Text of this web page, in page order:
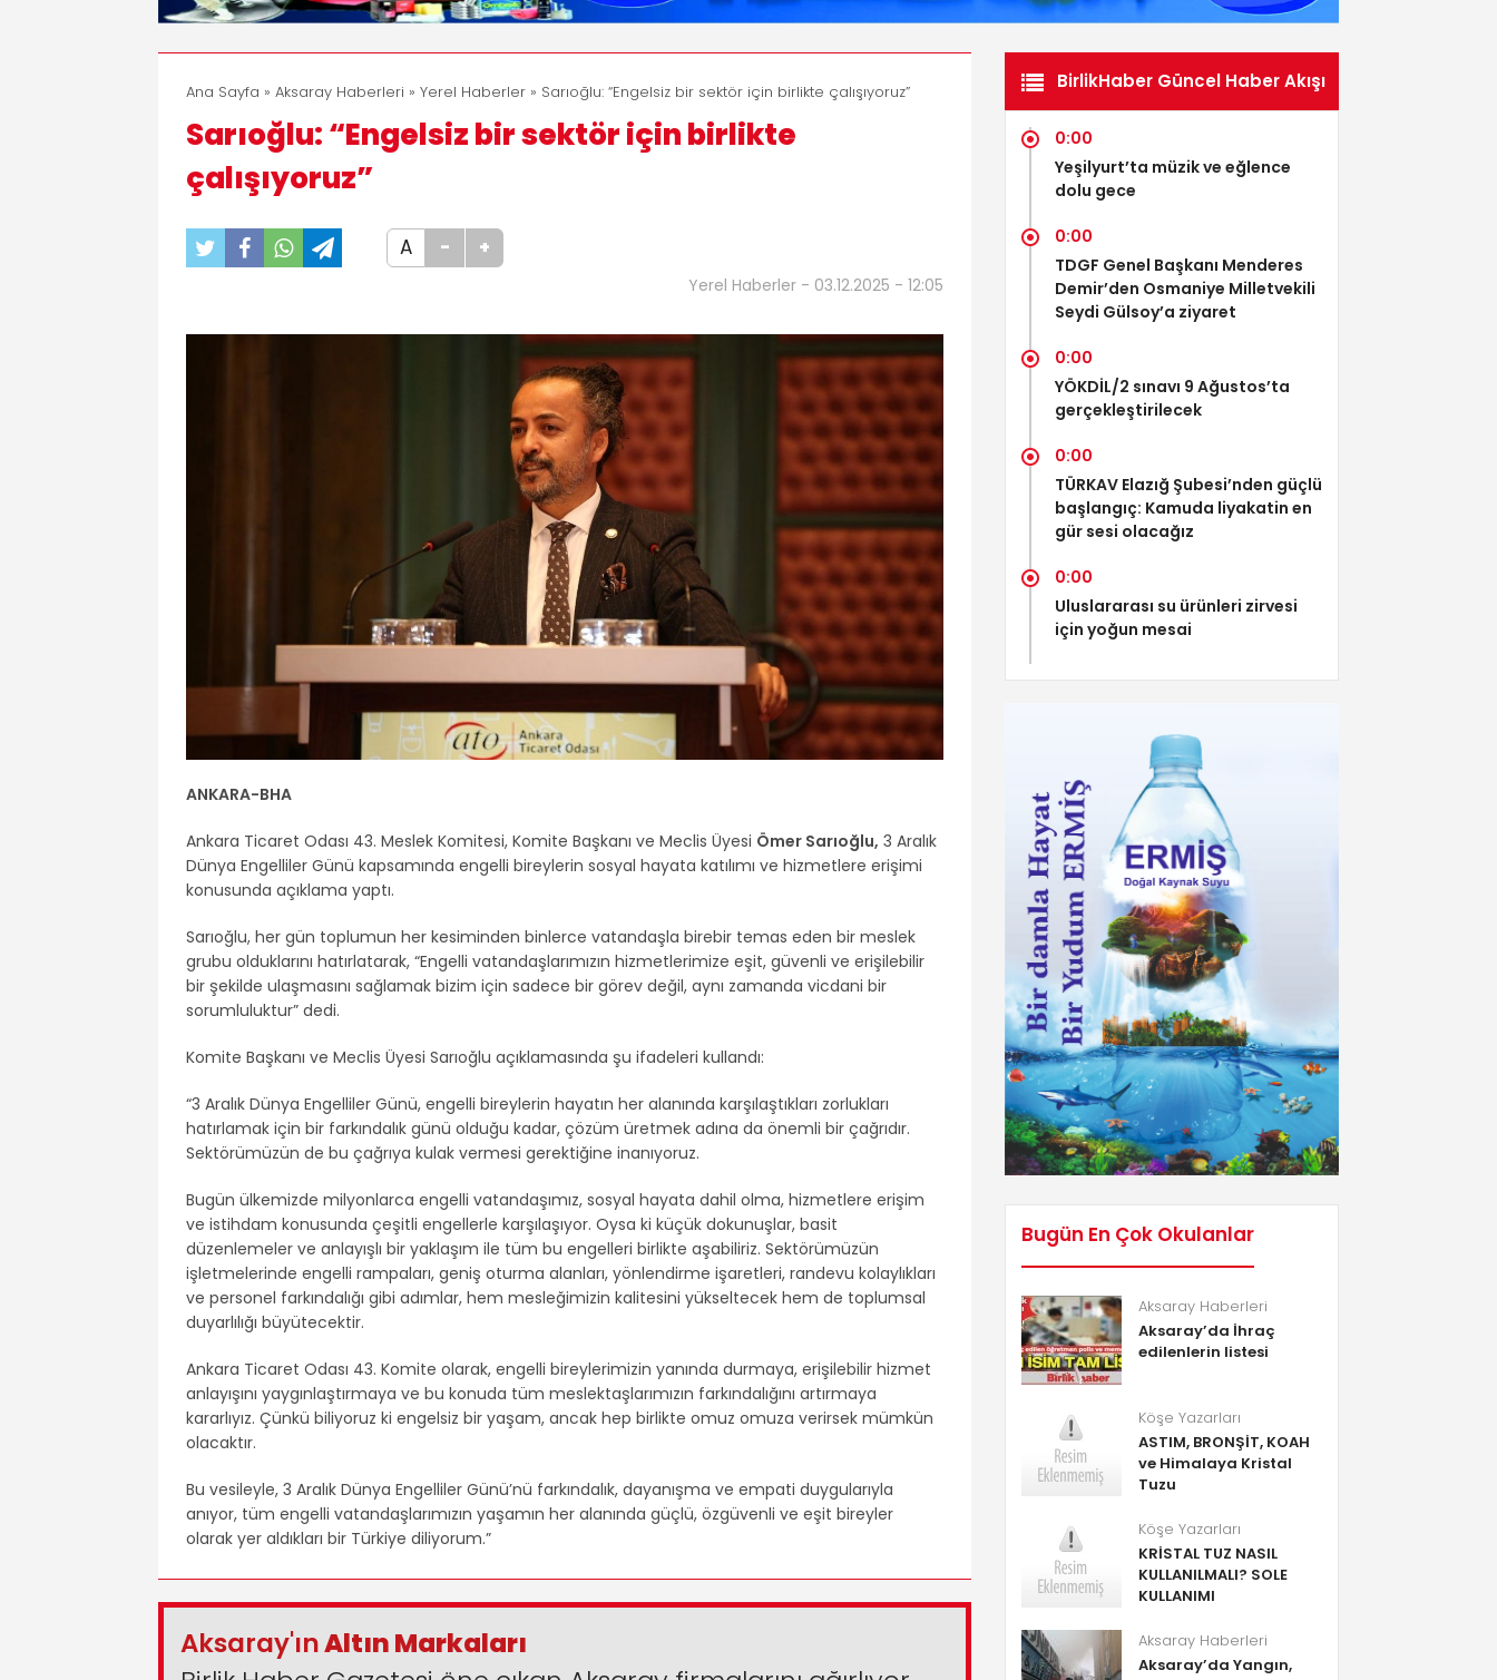
Ana Sayfa » Aksaray Haberleri » Yerel Haberler » Sarıoğlu: “Engelsiz bir sektör için birlikte çalışıyoruz”
Sarıoğlu: “Engelsiz bir sektör için birlikte
çalışıyoruz”
A - +
Yerel Haberler - 03.12.2025 - 12:05
ANKARA-BHA
Ankara Ticaret Odası 43. Meslek Komitesi, Komite Başkanı ve Meclis Üyesi Ömer Sarıoğlu, 3 Aralık
Dünya Engelliler Günü kapsamında engelli bireylerin sosyal hayata katılımı ve hizmetlere erişimi
konusunda açıklama yaptı.
Sarıoğlu, her gün toplumun her kesiminden binlerce vatandaşla birebir temas eden bir meslek
grubu olduklarını hatırlatarak, “Engelli vatandaşlarımızın hizmetlerimize eşit, güvenli ve erişilebilir
bir şekilde ulaşmasını sağlamak bizim için sadece bir görev değil, aynı zamanda vicdani bir
sorumluluktur” dedi.
Komite Başkanı ve Meclis Üyesi Sarıoğlu açıklamasında şu ifadeleri kullandı:
“3 Aralık Dünya Engelliler Günü, engelli bireylerin hayatın her alanında karşılaştıkları zorlukları
hatırlamak için bir farkındalık günü olduğu kadar, çözüm üretmek adına da önemli bir çağrıdır.
Sektörümüzün de bu çağrıya kulak vermesi gerektiğine inanıyoruz.
Bugün ülkemizde milyonlarca engelli vatandaşımız, sosyal hayata dahil olma, hizmetlere erişim
ve istihdam konusunda çeşitli engellerle karşılaşıyor. Oysa ki küçük dokunuşlar, basit
düzenlemeler ve anlayışlı bir yaklaşım ile tüm bu engelleri birlikte aşabiliriz. Sektörümüzün
işletmelerinde engelli rampaları, geniş oturma alanları, yönlendirme işaretleri, randevu kolaylıkları
ve personel farkındalığı gibi adımlar, hem mesleğimizin kalitesini yükseltecek hem de toplumsal
duyarlılığı büyütecektir.
Ankara Ticaret Odası 43. Komite olarak, engelli bireylerimizin yanında durmaya, erişilebilir hizmet
anlayışını yaygınlaştırmaya ve bu konuda tüm meslektaşlarımızın farkındalığını artırmaya
kararlıyız. Çünkü biliyoruz ki engelsiz bir yaşam, ancak hep birlikte omuz omuza verirsek mümkün
olacaktır.
Bu vesileyle, 3 Aralık Dünya Engelliler Günü’nü farkındalık, dayanışma ve empati duygularıyla
anıyor, tüm engelli vatandaşlarımızın yaşamın her alanında güçlü, özgüvenli ve eşit bireyler
olarak yer aldıkları bir Türkiye diliyorum.”
Aksaray'ınAltın Markaları
BirlikHaber Güncel Haber Akışı
0:00
Yeşilyurt’ta müzik ve eğlence
dolu gece
0:00
TDGF Genel Başkanı Menderes
Demir’den Osmaniye Milletvekili
Seydi Gülsoy’a ziyaret
0:00
YÖKDİL/2 sınavı 9 Ağustos’ta
gerçekleştirilecek
0:00
TÜRKAV Elazığ Şubesi’nden güçlü
başlangıç: Kamuda liyakatin en
gür sesi olacağız
0:00
Uluslararası su ürünleri zirvesi
için yoğun mesai
Bugün En Çok Okulanlar
Aksaray Haberleri
Aksaray’da İhraç
edilenlerin listesi
Köşe Yazarları
ASTIM, BRONŞİT, KOAH
ve Himalaya Kristal
Tuzu
Köşe Yazarları
KRİSTAL TUZ NASIL
KULLANILMALI? SOLE
KULLANIMI
Aksaray Haberleri
Aksaray’da Yangın,